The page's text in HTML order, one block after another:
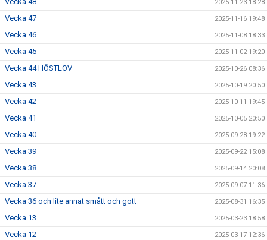
2025-11-23 18:28
Vecka 47 2025-11-16 19:48
Vecka 46 2025-11-08 18:33
Vecka 45 2025-11-02 19:20
Vecka 44 HÖSTLOV 2025-10-26 08:36
Vecka 43 2025-10-19 20:50
Vecka 42 2025-10-11 19:45
Vecka 41 2025-10-05 20:50
Vecka 40 2025-09-28 19:22
Vecka 39 2025-09-22 15:08
Vecka 38 2025-09-14 20:08
Vecka 37 2025-09-07 11:36
Vecka 36 och lite annat smått och gott 2025-08-31 16:35
Vecka 13 2025-03-23 18:58
Vecka 12 2025-03-17 12:36